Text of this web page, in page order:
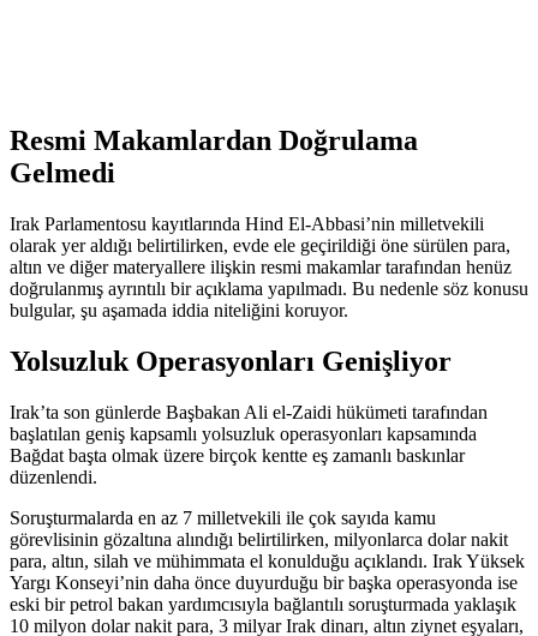
Resmi Makamlardan Doğrulama
Gelmedi
Irak Parlamentosu kayıtlarında Hind El-Abbasi’nin milletvekili
olarak yer aldığı belirtilirken, evde ele geçirildiği öne sürülen para,
altın ve diğer materyallere ilişkin resmi makamlar tarafından henüz
doğrulanmış ayrıntılı bir açıklama yapılmadı. Bu nedenle söz konusu
bulgular, şu aşamada iddia niteliğini koruyor.
Yolsuzluk Operasyonları Genişliyor
Irak’ta son günlerde Başbakan Ali el-Zaidi hükümeti tarafından
başlatılan geniş kapsamlı yolsuzluk operasyonları kapsamında
Bağdat başta olmak üzere birçok kentte eş zamanlı baskınlar
düzenlendi.
Soruşturmalarda en az 7 milletvekili ile çok sayıda kamu
görevlisinin gözaltına alındığı belirtilirken, milyonlarca dolar nakit
para, altın, silah ve mühimmata el konulduğu açıklandı. Irak Yüksek
Yargı Konseyi’nin daha önce duyurduğu bir başka operasyonda ise
eski bir petrol bakan yardımcısıyla bağlantılı soruşturmada yaklaşık
10 milyon dolar nakit para, 3 milyar Irak dinarı, altın ziynet eşyaları,